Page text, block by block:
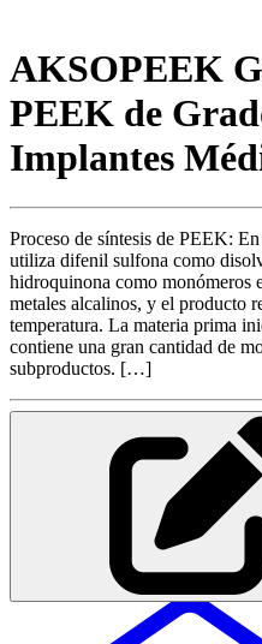
AKSOPEEK
PEEK de
Implantes
Proceso de síntesis de PEEK:
utiliza difenil sulfona como
hidroquinona como monómeros
metales alcalinos, y el producto
temperatura. La materia prima
contiene una gran cantidad de
subproductos. […]